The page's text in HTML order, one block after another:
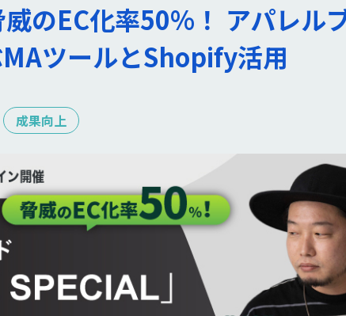
威のEC化率50%！ アパレル
ツールとShopify活用
成果向上